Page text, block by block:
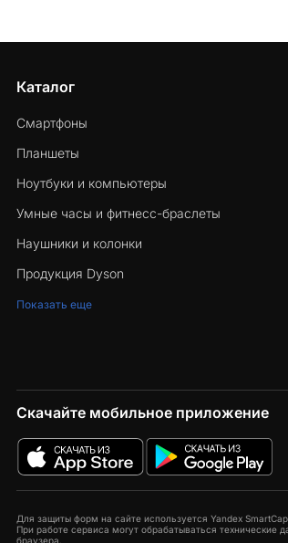
Каталог
Смартфоны
Планшеты
Ноутбуки и компьютеры
Умные часы и фитнесс-браслеты
Наушники и колонки
Продукция Dyson
Показать еще
Скачайте мобильное приложение
Для защиты форм на сайте используется Yandex
При работе сервиса могут обрабатываться технические
браузера.